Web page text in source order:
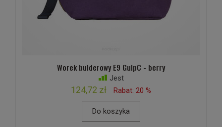
Worek bulderowy E9 GulpC - berry
Jest
124,72 zł Rabat: 20 %
Do koszyka